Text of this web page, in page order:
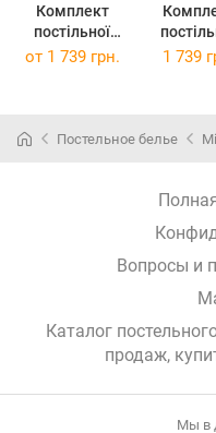
Комплект
постільної
білизни Бязь
білизни Бязь
от 1 739 грн. 1 739
Постельное белье
Вопросы и
Каталог
продаж,
Мы в